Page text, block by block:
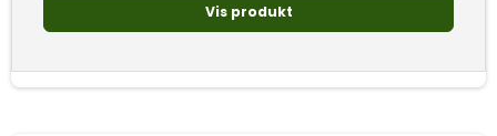
Vis produkt